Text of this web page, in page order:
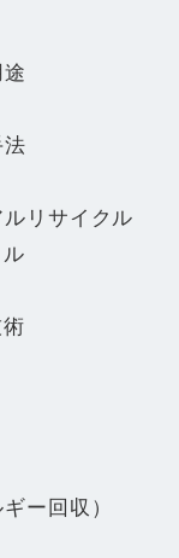
法
リサイクル
ー回収）